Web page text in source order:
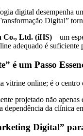
digital desempenha
Digital”
Co., Ltd. (iHS)—um
adequado é
é um Passo
vitrine online; é o
projetado não apenas
dependência da clínica
Digital”